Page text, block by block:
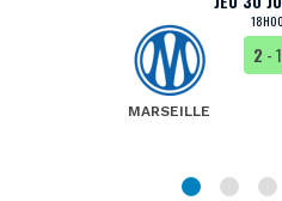
18H00
MARSEILLE
2 - 1